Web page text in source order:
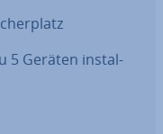
5 Geräten in­stal­